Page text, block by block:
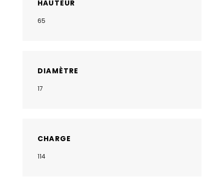
HAUTEUR
65
DIAMÈTRE
17
CHARGE
114